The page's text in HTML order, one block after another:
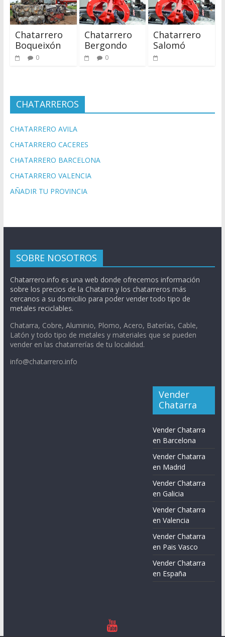
Chatarrero
Boqueixón
0
Chatarrero
Bergondo
0
Chatarrero
Salomó
CHATARREROS
CHATARRERO AVILA
CHATARRERO CACERES
CHATARRERO BARCELONA
CHATARRERO VALENCIA
AÑADIR TU PROVINCIA
SOBRE NOSOTROS
Chatarrero.info es una web donde ofrecemos información
sobre los precios de la Chatarra y los chatarreros más
cercanos a su domicilio para poder vender todo tipo de
metales reciclables.
Chatarra, Cobre, Aluminio, Plomo, Acero, Baterías, Cable,
Latón y todo tipo de metales y materiales que se pueden
vender en las chatarrerías de tu localidad.
info@chatarrero.info
Vender
Chatarra
Vender Chatarra
en Barcelona
Vender Chatarra
en Madrid
Vender Chatarra
en Galicia
Vender Chatarra
en Valencia
Vender Chatarra
en Pais Vasco
Vender Chatarra
en España